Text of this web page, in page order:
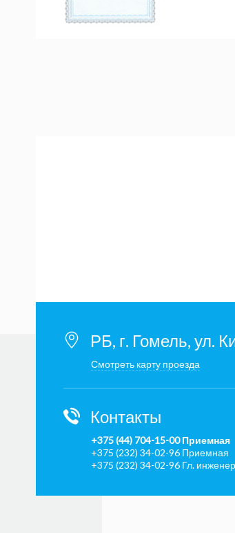
РБ, г. Гомель, ул.
Смотреть карту проезда
Контакты
+375 (44) 704-15-00 Приемная
+375 (232) 34-02-96 Приемная
+375 (232) 34-02-96 Гл. инженер